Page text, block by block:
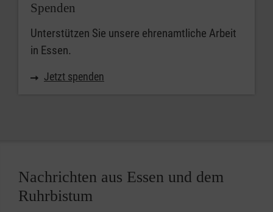
Spenden
Unterstützen Sie unsere ehrenamtliche Arbeit
in Essen.
Jetzt spenden
Nachrichten aus Essen und dem
Ruhrbistum